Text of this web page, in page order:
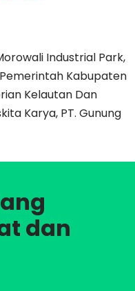
Industrial Park,
Kabupaten
Kelautan Dan
Karya, PT. Gunung
dan